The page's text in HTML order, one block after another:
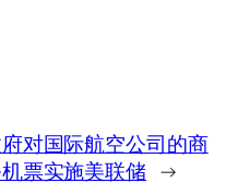
对国际航空公司的商
票实施美联储 →